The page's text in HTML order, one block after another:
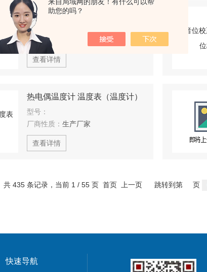
助您的吗？
20孔消化炉
型号：
厂商性质：
查看详情
热电偶温度计 温度表（温度计）
型号：
厂商性质： 生产厂家
查看详情
共 435 条记录，当前 1 / 55 页 首页 上一页 跳转到第 页
快速导航